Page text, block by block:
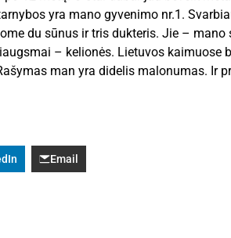
yra mano gyvenimo nr.1.
du sūnus ir tris dukteris. Jie – mano
– kelionės. Lietuvos kaimuose
man yra didelis malonumas. Ir
Email